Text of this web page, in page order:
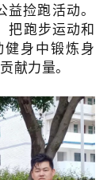
捡跑活动。
把跑步运动和
身中锻炼身
献力量。